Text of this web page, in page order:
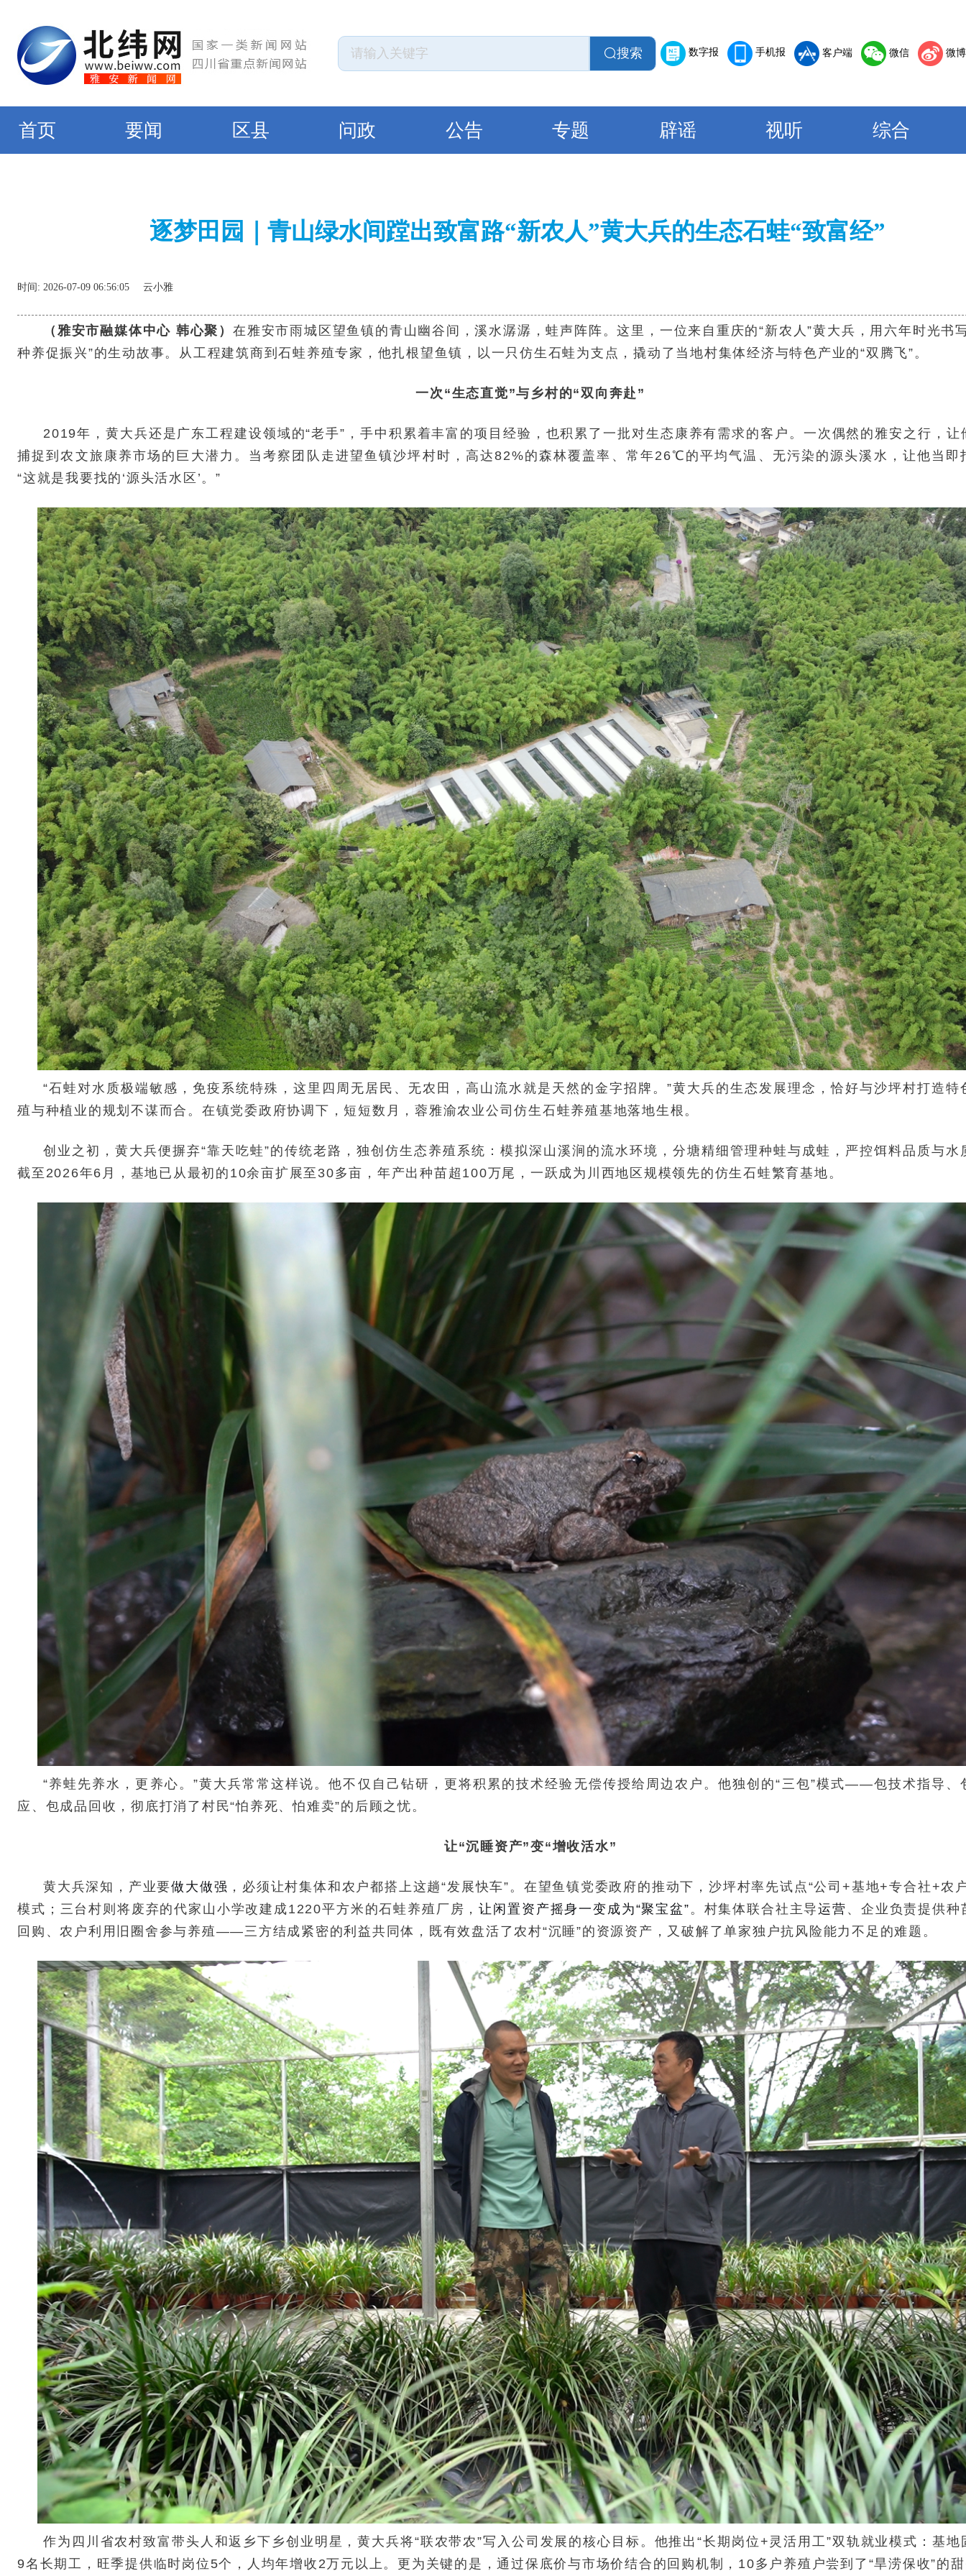
搜索 数字报 手机报 客户端 微信 微博
首页 要闻 区县 问政 公告 专题 辟谣 视听 综合
逐梦田园｜青山绿水间蹚出致富路“新农人”黄大兵的生态石蛙“致富经”
时间: 2026-07-09 06:56:05 云小雅
（雅安市融媒体中心 韩心聚）在雅安市雨城区望鱼镇的青山幽谷间，溪水潺潺，蛙声阵阵。这里，一位来自重庆的“新农人”黄大兵，用六年时光书
种养促振兴”的生动故事。从工程建筑商到石蛙养殖专家，他扎根望鱼镇，以一只仿生石蛙为支点，撬动了当地村集体经济与特色产业的“双腾飞”。
一次“生态直觉”与乡村的“双向奔赴”
2019年，黄大兵还是广东工程建设领域的“老手”，手中积累着丰富的项目经验，也积累了一批对生态康养有需求的客户。一次偶然的雅安之行，让
捕捉到农文旅康养市场的巨大潜力。当考察团队走进望鱼镇沙坪村时，高达82%的森林覆盖率、常年26℃的平均气温、无污染的源头溪水，让他当
“这就是我要找的‘源头活水区’。”
“石蛙对水质极端敏感，免疫系统特殊，这里四周无居民、无农田，高山流水就是天然的金字招牌。”黄大兵的生态发展理念，恰好与沙坪村打造特
殖与种植业的规划不谋而合。在镇党委政府协调下，短短数月，蓉雅渝农业公司仿生石蛙养殖基地落地生根。
创业之初，黄大兵便摒弃“靠天吃蛙”的传统老路，独创仿生态养殖系统：模拟深山溪涧的流水环境，分塘精细管理种蛙与成蛙，严控饵料品质与水
截至2026年6月，基地已从最初的10余亩扩展至30多亩，年产出种苗超100万尾，一跃成为川西地区规模领先的仿生石蛙繁育基地。
“养蛙先养水，更养心。”黄大兵常常这样说。他不仅自己钻研，更将积累的技术经验无偿传授给周边农户。他独创的“三包”模式——包技术指导、
应、包成品回收，彻底打消了村民“怕养死、怕难卖”的后顾之忧。
让“沉睡资产”变“增收活水”
黄大兵深知，产业要做大做强 ，必须让村集体和农户都搭上这趟“发展快车”。在望鱼镇党委政府的推动下，沙坪村率先试点“公司+基地+专合社+农
模式；三台村则将废弃的代家山小学改建成1220平方米的石蛙养殖厂房，让闲置资产摇身一变成为“聚宝盆” 。村集体联合社主导运营 、企业负责提供种
回购、农户利用旧圈舍参与养殖——三方结成紧密的利益共同体，既有效盘活了农村“沉睡”的资源资产，又破解了单家独户抗风险能力不足的难题。
作为四川省农村致富带头人和返乡下乡创业明星，黄大兵将“联农带农”写入公司发展的核心目标。他推出“长期岗位+灵活用工”双轨就业模式：基地
9名长期工，旺季提供临时岗位5个，人均年增收2万元以上。更为关键的是，通过保底价与市场价结合的回购机制，10多户养殖户尝到了“旱涝保收”的